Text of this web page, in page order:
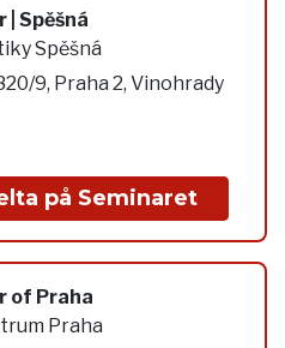
| Spěšná
Spěšná
9, Praha 2, Vinohrady
på Seminaret
of Praha
Praha